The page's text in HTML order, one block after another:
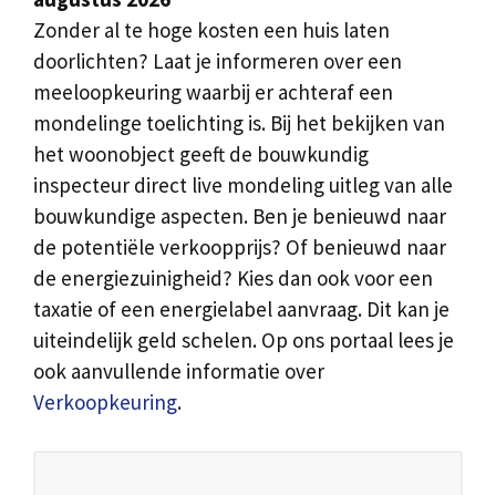
Zonder al te hoge kosten een huis laten
doorlichten? Laat je informeren over een
meeloopkeuring waarbij er achteraf een
mondelinge toelichting is. Bij het bekijken van
het woonobject geeft de bouwkundig
inspecteur direct live mondeling uitleg van alle
bouwkundige aspecten. Ben je benieuwd naar
de potentiële verkoopprijs? Of benieuwd naar
de energiezuinigheid? Kies dan ook voor een
taxatie of een energielabel aanvraag. Dit kan je
uiteindelijk geld schelen. Op ons portaal lees je
ook aanvullende informatie over
Verkoopkeuring.